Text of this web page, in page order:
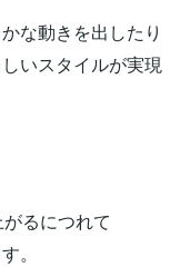
な動きを出したり
いスタイルが実現
るにつれて
。